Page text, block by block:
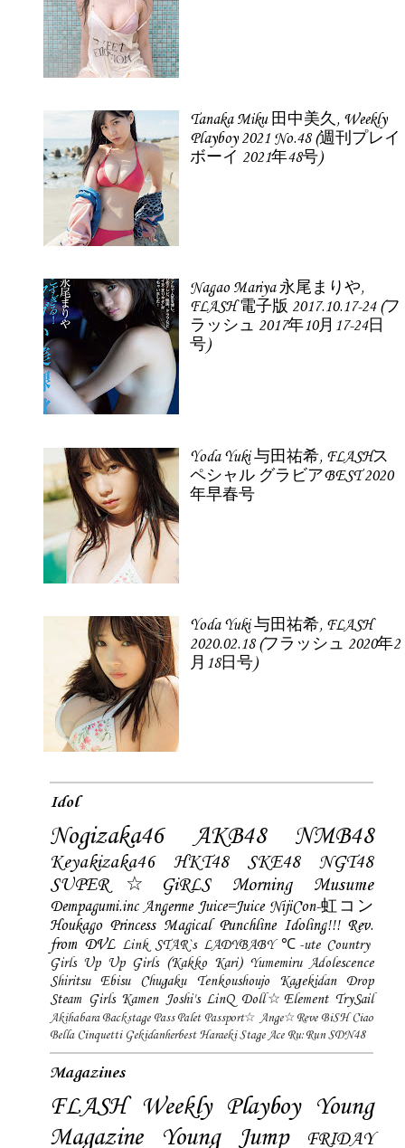
Tanaka Miku 田中美久, Weekly
Playboy 2021 No.48 (週刊プレイ
ボーイ 2021年48号)
Nagao Mariya 永尾まりや,
FLASH 電子版 2017.10.17-24 (フ
ラッシュ 2017年10月17-24日
号)
Yoda Yuki 与田祐希, FLASHス
ペシャル グラビアBEST 2020
年早春号
Yoda Yuki 与田祐希, FLASH
2020.02.18 (フラッシュ 2020年2
月18日号)
Idol
Nogizaka46 AKB48 NMB48
Keyakizaka46 HKT48 SKE48
NGT48
SUPER☆GiRLS
Morning Musume
Dempagumi.inc Angerme Juice=Juice NijiCon-虹コン
Houkago Princess Magical Punchline Idoling!!! Rev.
from DVL Link STAR`s LADYBABY ℃-ute Country
Girls Up Up Girls (Kakko Kari) Yumemiru Adolescence
Shiritsu Ebisu Chugaku
Tenkoushoujo Kagekidan
Drop
Steam Girls Kamen Joshi's LinQ Doll☆Element TrySail
Akihabara Backstage Pass Palet Passport☆ Ange☆Reve BiSH Ciao
Bella Cinquetti Gekidanherbest Haraeki Stage Ace Ru:Run SDN48
Magazines
FLASH Weekly Playboy Young
Magazine
Young Jump FRIDAY